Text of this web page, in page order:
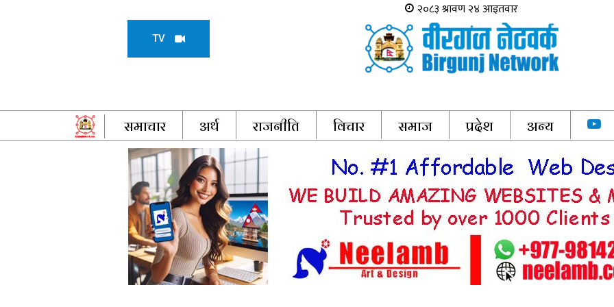
TV
समाचार अर्थ राजनीति विचार समाज प्रदेश अन्य